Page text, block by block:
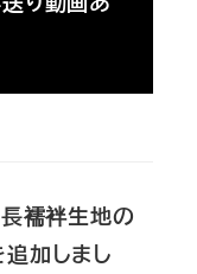
襦袢生地の
加しまし